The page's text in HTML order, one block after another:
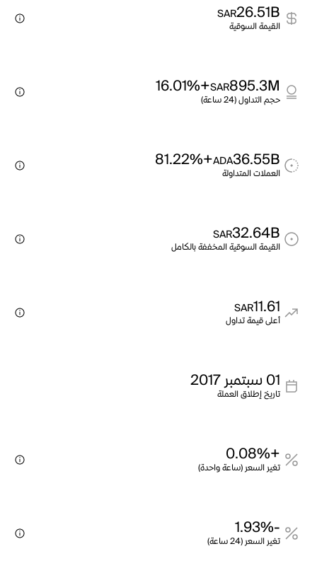
26.51B
SAR
القيمة السوقية
895.3M
SAR
+16.01%
حجم التداول (24 ساعة)
36.55B
ADA
+81.22%
العملات المتداولة
32.64B
SAR
القيمة السوقية المخففة بالكامل
11.61
SAR
أعلى قيمة تداول
01 سبتمبر 2017
تاريخ إطلاق العملة
+0.08%
تغير السعر (ساعة واحدة)
-1.93%
تغير السعر (24 ساعة)